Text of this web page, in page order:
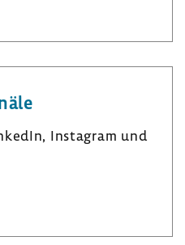
Insta­gram und